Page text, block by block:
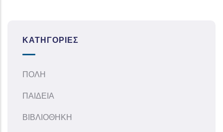
ΚΑΤΗΓΟΡΊΕΣ
ΠΟΛΗ
ΠΑΙΔΕΙΑ
ΒΙΒΛΙΟΘΗΚΗ